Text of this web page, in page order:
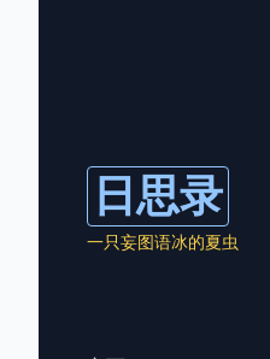
日思录
一只妄图语冰的夏虫